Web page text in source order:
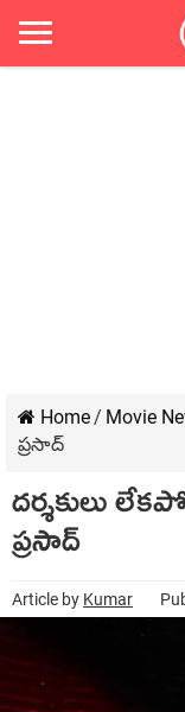
Home/ Movie
ప్రసాద్
దర్శకులు
ప్రసాద్
Article by Kumar